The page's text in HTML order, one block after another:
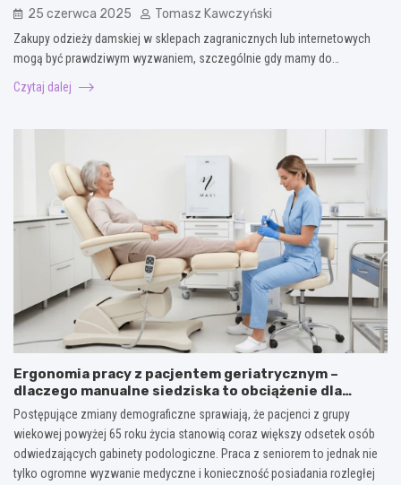
25 czerwca 2025 Tomasz Kawczyński
Zakupy odzieży damskiej w sklepach zagranicznych lub internetowych
mogą być prawdziwym wyzwaniem, szczególnie gdy mamy do…
Czytaj dalej
Ergonomia pracy z pacjentem geriatrycznym –
dlaczego manualne siedziska to obciążenie dla
kręgosłupa terapeuty?
Postępujące zmiany demograficzne sprawiają, że pacjenci z grupy
wiekowej powyżej 65 roku życia stanowią coraz większy odsetek osób
odwiedzających gabinety podologiczne. Praca z seniorem to jednak nie
tylko ogromne wyzwanie medyczne i konieczność posiadania rozległej